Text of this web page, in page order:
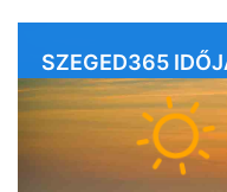
SZEGED365